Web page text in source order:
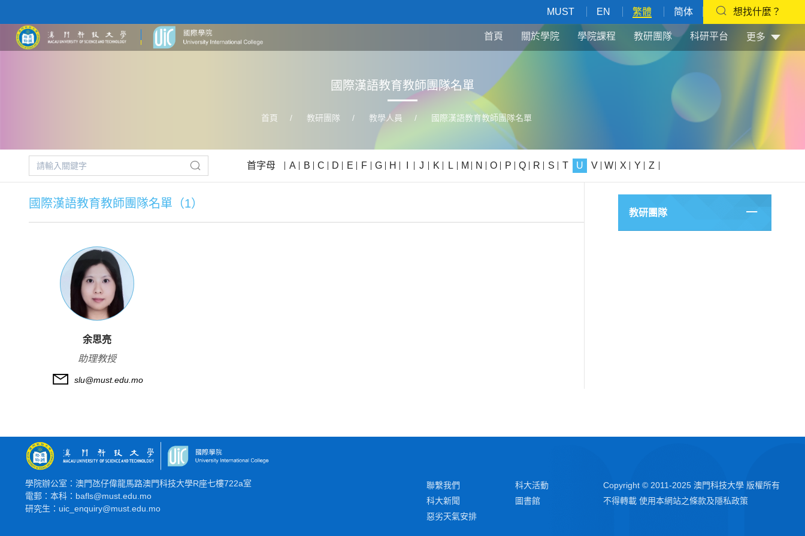
MUST EN 繁體 简体 想找什麼？
首頁 關於學院 學院課程 教研團隊 科研平台 更多
國際漢語教育教師團隊名單
首頁 / 教研團隊 / 教學人員 / 國際漢語教育教師團隊名單
首字母 A B C D E F G H J K L M N O P Q R S T U V W X Y Z
國際漢語教育教師團隊名單（1）
余思亮
助理教授
slu@must.edu.mo
教研團隊
學院辦公室：澳門氹仔偉龍馬路澳門科技大學R座七樓722a室
電郵：本科：bafls@must.edu.mo
研究生：uic_enquiry@must.edu.mo
聯繫我們
科大活動
科大新聞
圖書館
惡劣天氣安排
Copyright © 2011-2025 澳門科技大學 版權所有
不得轉載 使用本網站之條款及隱私政策